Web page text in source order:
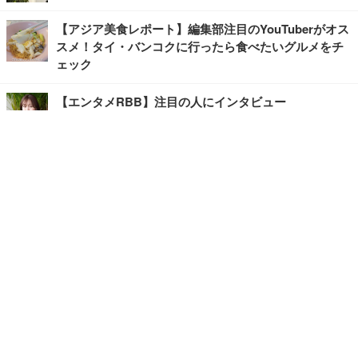
【アジア美食レポート】編集部注目のYouTuberがオス
スメ！タイ・バンコクに行ったら食べたいグルメをチ
ェック
【エンタメRBB】注目の人にインタビュー